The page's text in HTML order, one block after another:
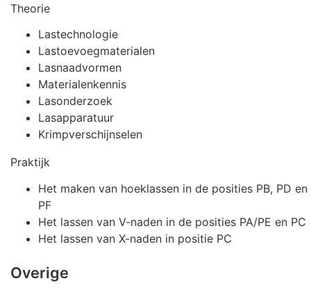
Theorie
Lastechnologie
Lastoevoegmaterialen
Lasnaadvormen
Materialenkennis
Lasonderzoek
Lasapparatuur
Krimpverschijnselen
Praktijk
Het maken van hoeklassen in de posities PB, PD en
PF
Het lassen van V-naden in de posities PA/PE en PC
Het lassen van X-naden in positie PC
Overige